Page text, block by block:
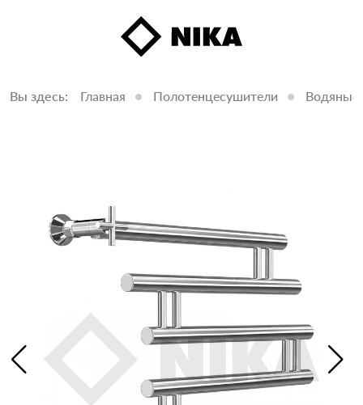
Вы здесь: Главная Полотенцесушители Водяные